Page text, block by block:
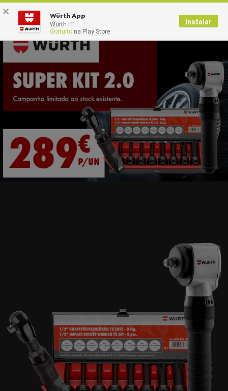
× Würth App
Würth IT
Gratuito na Play Store
Instalar